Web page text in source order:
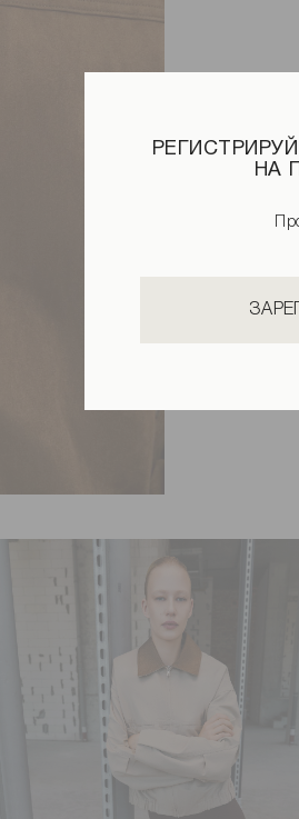
НА